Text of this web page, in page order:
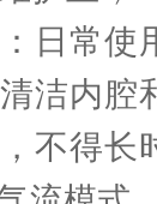
日常使
洁内腔
不得长